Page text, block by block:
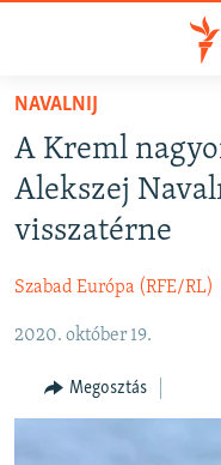
Akadálymentes
Ugrás
fő
oldalra
Ugrás
tartalomjegyzékre
NAPIRENDEN
AKTUÁLIS
PODCASTOK
ELEMZŐ
NER15
SZABADON
NAVALNIJ
A Kreml
Alekszej
visszatérne
Szabad Európa (RFE/RL)
2020. október 19.
Megosztás